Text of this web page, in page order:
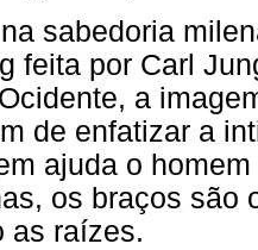
sabedoria
feita por Carl
a
de enfatizar a
ajuda o
os braços são
as raízes.